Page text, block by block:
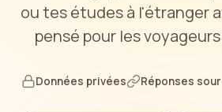
ou tes études à l'étranger
pensé pour les
Données privées Réponses